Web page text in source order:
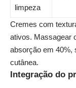
limpeza
Cremes com
ativos. Massagear
absorção em 40%,
cutânea.
Integração do